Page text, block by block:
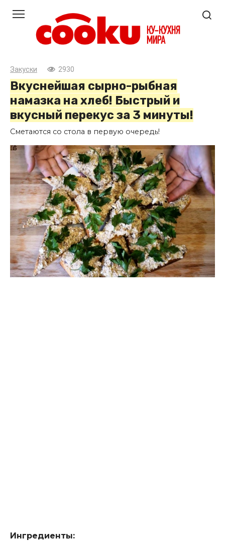
контенту
Закуски 2930
Вкуснейшая сырно-рыбная
намазка на хлеб! Быстрый и
вкусный перекус за 3 минуты!
Сметаются со стола в первую очередь!
Ингредиенты: